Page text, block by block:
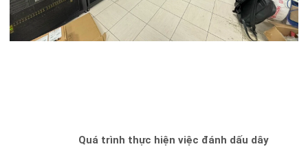
Quá trình thực hiện việc đánh dấu dây